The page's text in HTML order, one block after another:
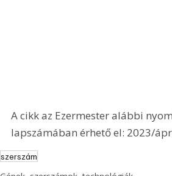
A cikk az Ezermester alábbi
lapszámában érhető el: 2023/
szerszám